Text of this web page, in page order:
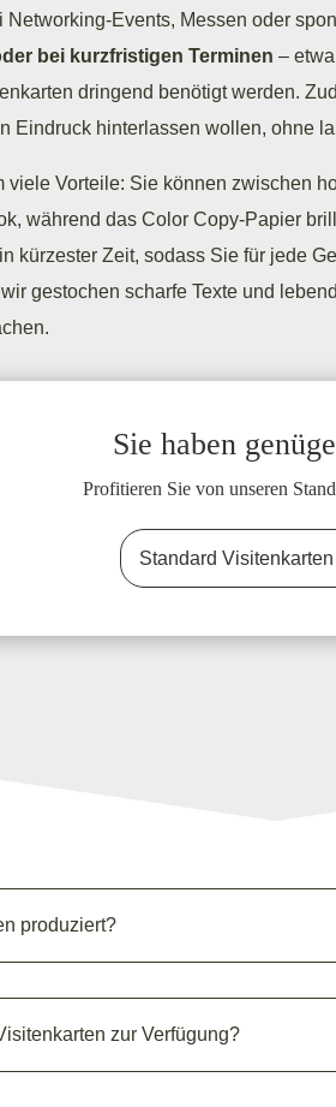
Networking-Events, Messen oder
bei kurzfristigen Terminen –
dringend benötigt werden.
Eindruck hinterlassen wollen, ohne
Vorteile: Sie können zwischen
während das Color Copy-Papier
kürzester Zeit, sodass Sie für jede
gestochen scharfe Texte und
Sie haben
Profitieren Sie von unseren
Standard
produziert?
zur Verfügung?